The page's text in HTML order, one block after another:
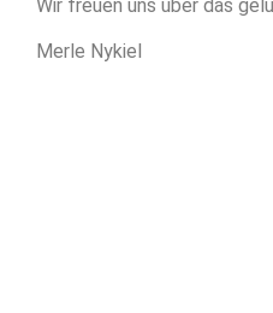
Wir freuen uns über das
Merle Nykiel